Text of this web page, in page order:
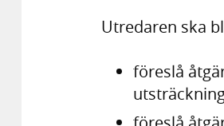
Utredaren ska
föreslå